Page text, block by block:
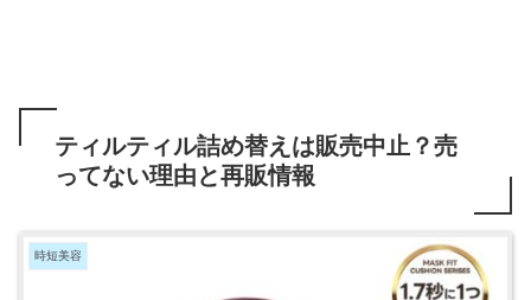
ティルティル詰め替えは販売中止？売
ってない理由と再販情報
時短美容